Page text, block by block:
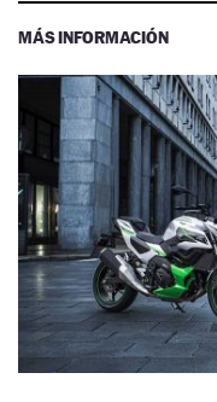
MÁS INFORMACIÓN